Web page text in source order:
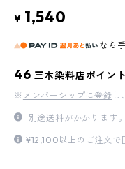
¥ 1,540
なら
46 三木染料店ポイン
※ メンバーシップに登録 し
別途送料がかかります
¥12,100以上のご注文で